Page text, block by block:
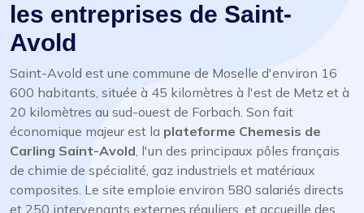
les entreprises de Saint-
Avold
Saint-Avold est une commune de Moselle d'environ 16
600 habitants, située à 45 kilomètres à l'est de Metz et à
20 kilomètres au sud-ouest de Forbach. Son fait
économique majeur est la plateforme Chemesis de
Carling Saint-Avold, l'un des principaux pôles français
de chimie de spécialité, gaz industriels et matériaux
composites. Le site emploie environ 580 salariés directs
et 250 intervenants externes réguliers, et accueille des